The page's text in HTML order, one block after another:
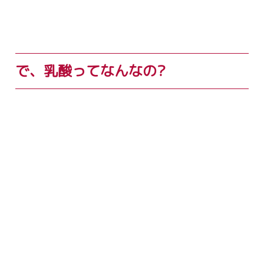
で、乳酸ってなんなの?